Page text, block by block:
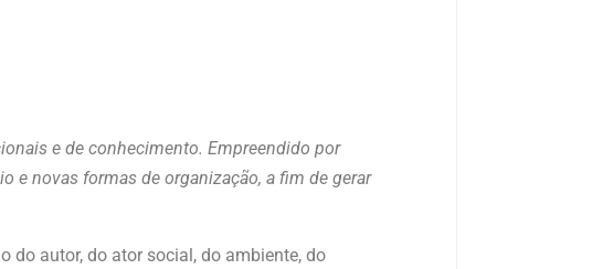
e de conhecimento. Empreendido por
e novas formas de organização, a fim de gerar
do autor, do ator social, do ambiente, do